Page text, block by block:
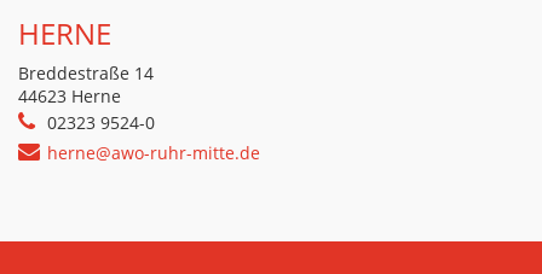
HERNE
Breddestraße 14
44623 Herne
02323 9524-0
herne@awo-ruhr-mitte.de